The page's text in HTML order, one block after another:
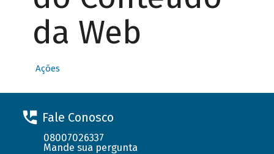
da Web
Ações
Fale Conosco
08007026337
Mande sua pergunta